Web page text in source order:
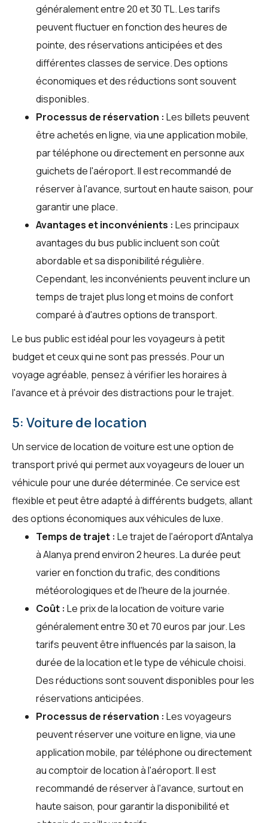
généralement entre 20 et 30 TL. Les tarifs
peuvent fluctuer en fonction des heures de
pointe, des réservations anticipées et des
différentes classes de service. Des options
économiques et des réductions sont souvent
disponibles.
Processus de réservation : Les billets peuvent
être achetés en ligne, via une application mobile,
par téléphone ou directement en personne aux
guichets de l'aéroport. Il est recommandé de
réserver à l'avance, surtout en haute saison, pour
garantir une place.
Avantages et inconvénients : Les principaux
avantages du bus public incluent son coût
abordable et sa disponibilité régulière.
Cependant, les inconvénients peuvent inclure un
temps de trajet plus long et moins de confort
comparé à d'autres options de transport.
Le bus public est idéal pour les voyageurs à petit
budget et ceux qui ne sont pas pressés. Pour un
voyage agréable, pensez à vérifier les horaires à
l'avance et à prévoir des distractions pour le trajet.
5: Voiture de location
Un service de location de voiture est une option de
transport privé qui permet aux voyageurs de louer un
véhicule pour une durée déterminée. Ce service est
flexible et peut être adapté à différents budgets, allant
des options économiques aux véhicules de luxe.
Temps de trajet : Le trajet de l'aéroport d'Antalya
à Alanya prend environ 2 heures. La durée peut
varier en fonction du trafic, des conditions
météorologiques et de l'heure de la journée.
Coût : Le prix de la location de voiture varie
généralement entre 30 et 70 euros par jour. Les
tarifs peuvent être influencés par la saison, la
durée de la location et le type de véhicule choisi.
Des réductions sont souvent disponibles pour les
réservations anticipées.
Processus de réservation : Les voyageurs
peuvent réserver une voiture en ligne, via une
application mobile, par téléphone ou directement
au comptoir de location à l'aéroport. Il est
recommandé de réserver à l'avance, surtout en
haute saison, pour garantir la disponibilité et